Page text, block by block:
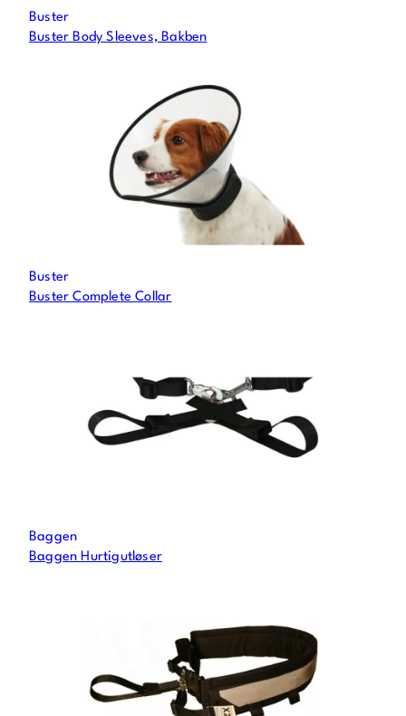
Buster
Buster Body Sleeves, Bakben
Buster
Buster Complete Collar
Baggen
Baggen Hurtigutløser